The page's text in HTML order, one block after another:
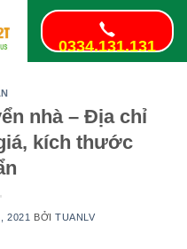
0334.131.131
nhà – Địa chỉ
kích thước
2021 BỞITUANLV